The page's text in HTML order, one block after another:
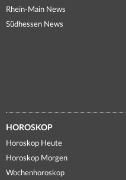
Rhein-Main News
Südhessen News
HOROSKOP
Horoskop Heute
Horoskop Morgen
Wochenhoroskop